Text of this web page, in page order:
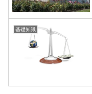
基礎知識